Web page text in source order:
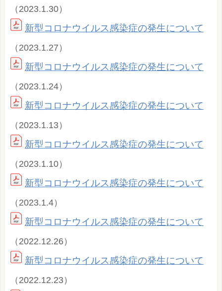
（2023.1.30）
新型コロナウイルス感染症の発生について
（2023.1.27）
新型コロナウイルス感染症の発生について
（2023.1.24）
新型コロナウイルス感染症の発生について
（2023.1.13）
新型コロナウイルス感染症の発生について
（2023.1.10）
新型コロナウイルス感染症の発生について
（2023.1.4）
新型コロナウイルス感染症の発生について
（2022.12.26）
新型コロナウイルス感染症の発生について
（2022.12.23）